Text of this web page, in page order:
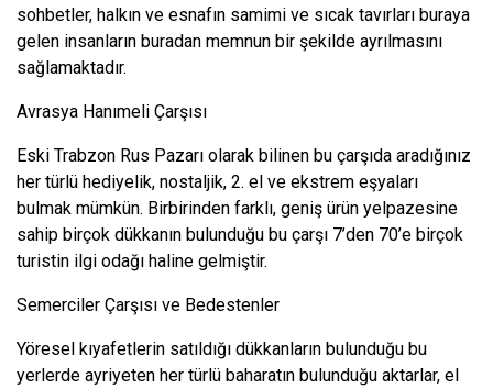
sohbetler, halkın ve esnafın samimi ve sıcak tavırları buraya
gelen insanların buradan memnun bir şekilde ayrılmasını
sağlamaktadır.
Avrasya Hanımeli Çarşısı
Eski Trabzon Rus Pazarı olarak bilinen bu çarşıda aradığınız
her türlü hediyelik, nostaljik, 2. el ve ekstrem eşyaları
bulmak mümkün. Birbirinden farklı, geniş ürün yelpazesine
sahip birçok dükkanın bulunduğu bu çarşı 7’den 70’e birçok
turistin ilgi odağı haline gelmiştir.
Semerciler Çarşısı ve Bedestenler
Yöresel kıyafetlerin satıldığı dükkanların bulunduğu bu
yerlerde ayriyeten her türlü baharatın bulunduğu aktarlar, el